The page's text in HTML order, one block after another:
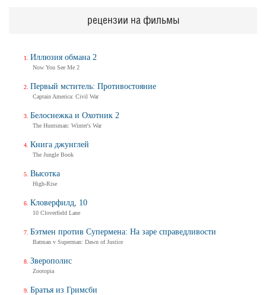
рецензии на фильмы
Иллюзия обмана 2
Now You See Me 2
Первый мститель: Противостояние
Captain America: Civil War
Белоснежка и Охотник 2
The Huntsman: Winter's War
Книга джунглей
The Jungle Book
Высотка
High-Rise
Кловерфилд, 10
10 Cloverfield Lane
Бэтмен против Супермена: На заре справедливости
Batman v Superman: Dawn of Justice
Зверополис
Zootopia
Братья из Гримсби